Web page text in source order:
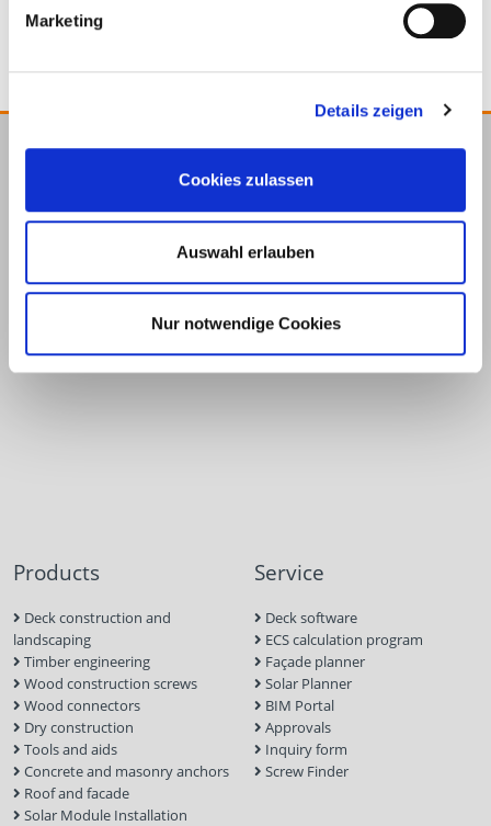
Marketing
Details zeigen
Cookies zulassen
Auswahl erlauben
Nur notwendige Cookies
Unter
dem
info@eurotec.team
Products
Deck construction and
landscaping
Timber engineering
Wood construction screws
Wood connectors
Dry construction
Tools and aids
Concrete and masonry anchors
Roof and facade
Solar Module Installation
Service
Deck software
ECS calculation program
Façade planner
Solar Planner
BIM Portal
Approvals
Inquiry form
Screw Finder